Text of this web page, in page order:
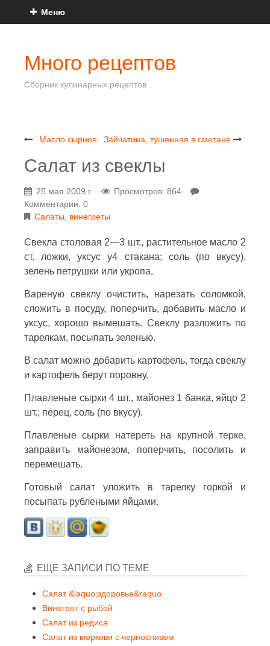
Меню
Много рецептов
Сборник кулинарных рецептов
Масло сырное Зайчатина, тушенная в сметане
Салат из свеклы
25 мая 2009 г.
Просмотров: 864
Комментарии: 0
Салаты, винегреты
Свекла столовая 2—3 шт., растительное масло 2
ст. ложки, уксус у4 стакана; соль (по вкусу),
зелень петрушки или укропа.
Вареную свеклу очистить, нарезать соломкой,
сложить в посуду, поперчить, добавить масло и
уксус, хорошо вымешать. Свеклу разложить по
тарелкам, посыпать зеленью.
В салат можно добавить картофель, тогда свеклу
и картофель берут поровну.
Плавленые сырки 4 шт., майонез 1 банка, яйцо 2
шт.; перец, соль (по вкусу).
Плавленые сырки натереть на крупной терке,
заправить майонезом, поперчить, посолить и
перемешать.
Готовый салат уложить в тарелку горкой и
посыпать рублеными яйцами.
ЕЩЕ ЗАПИСИ ПО ТЕМЕ
Салат &laquo;здоровье&raquo
Винегрет с рыбой
Салат из редиса
Салат из моркови с черносливом